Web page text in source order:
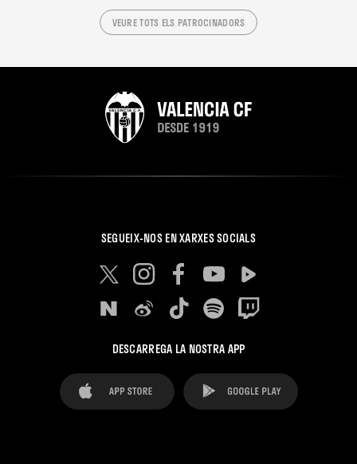
VEURE TOTS ELS PATROCINADORS
SEGUEIX-NOS EN XARXES SOCIALS
DESCARREGA LA NOSTRA APP